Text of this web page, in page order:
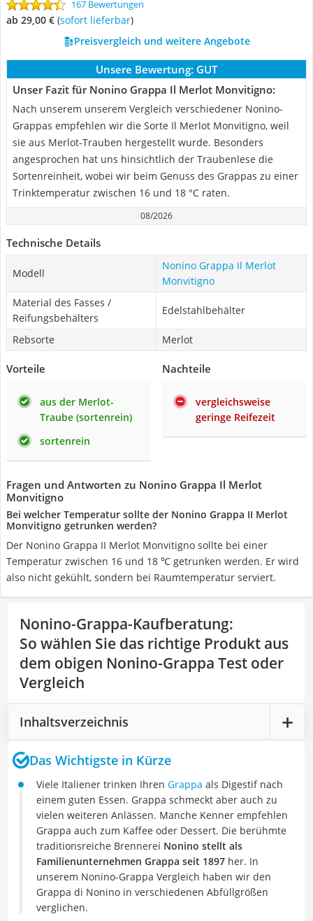
167 Bewertungen
ab 29,00 € ( Sofort lieferbar)
Preisvergleich und weitere Angebote
Unsere Bewertung: GUT
Unser Fazit für Nonino Grappa Il Merlot Monvitigno:
Nach unserem unserem Vergleich verschiedener Nonino-
Grappas empfehlen wir die Sorte Il Merlot Monvitigno, weil
sie aus Merlot-Trauben hergestellt wurde. Besonders
angesprochen hat uns hinsichtlich der Traubenlese die
Sortenreinheit, wobei wir beim Genuss des Grappas zu einer
Trinktemperatur zwischen 16 und 18 °C raten.
08/2026
Technische Details
Modell
Nonino Grappa Il Merlot
Monvitigno
Material des Fasses /
Reifungsbehälters
Edelstahlbehälter
Rebsorte Merlot
Vorteile
aus der Merlot-
Traube (sortenrein)
sortenrein
Nachteile
vergleichsweise
geringe Reifezeit
Fragen und Antworten zu Nonino Grappa Il Merlot
Monvitigno
Bei welcher Temperatur sollte der Nonino Grappa II Merlot
Monvitigno getrunken werden?
Der Nonino Grappa II Merlot Monvitigno sollte bei einer
Temperatur zwischen 16 und 18 ℃ getrunken werden. Er wird
also nicht gekühlt, sondern bei Raumtemperatur serviert.
Nonino-Grappa-Kaufberatung:
So wählen Sie das richtige Produkt aus
dem obigen Nonino-Grappa Test oder
Vergleich
Inhaltsverzeichnis
Das Wichtigste in Kürze
Viele Italiener trinken Ihren Grappa als Digestif nach
einem guten Essen. Grappa schmeckt aber auch zu
vielen weiteren Anlässen. Manche Kenner empfehlen
Grappa auch zum Kaffee oder Dessert. Die berühmte
traditionsreiche Brennerei Nonino stellt als
Familienunternehmen Grappa seit 1897 her. In
unserem Nonino-Grappa Vergleich haben wir den
Grappa di Nonino in verschiedenen Abfüllgrößen
verglichen.